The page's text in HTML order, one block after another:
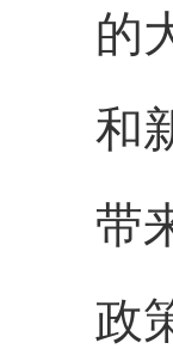
的
和
带
政